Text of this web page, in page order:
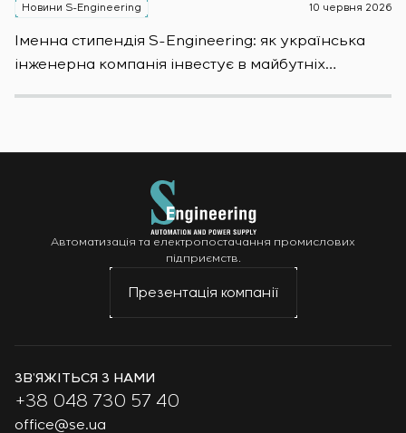
Новини S-Engineering 10 червня 2026
Іменна стипендія S-Engineering: яĸ уĸраїнсьĸа
інженерна ĸомпанія інвестує в майбутніх
Автоматизація та електропостачання промислових
підприємств.
Презентація компанії
ЗВ’ЯЖІТЬСЯ З НАМИ
+38 048 730 57 40
office@se.ua